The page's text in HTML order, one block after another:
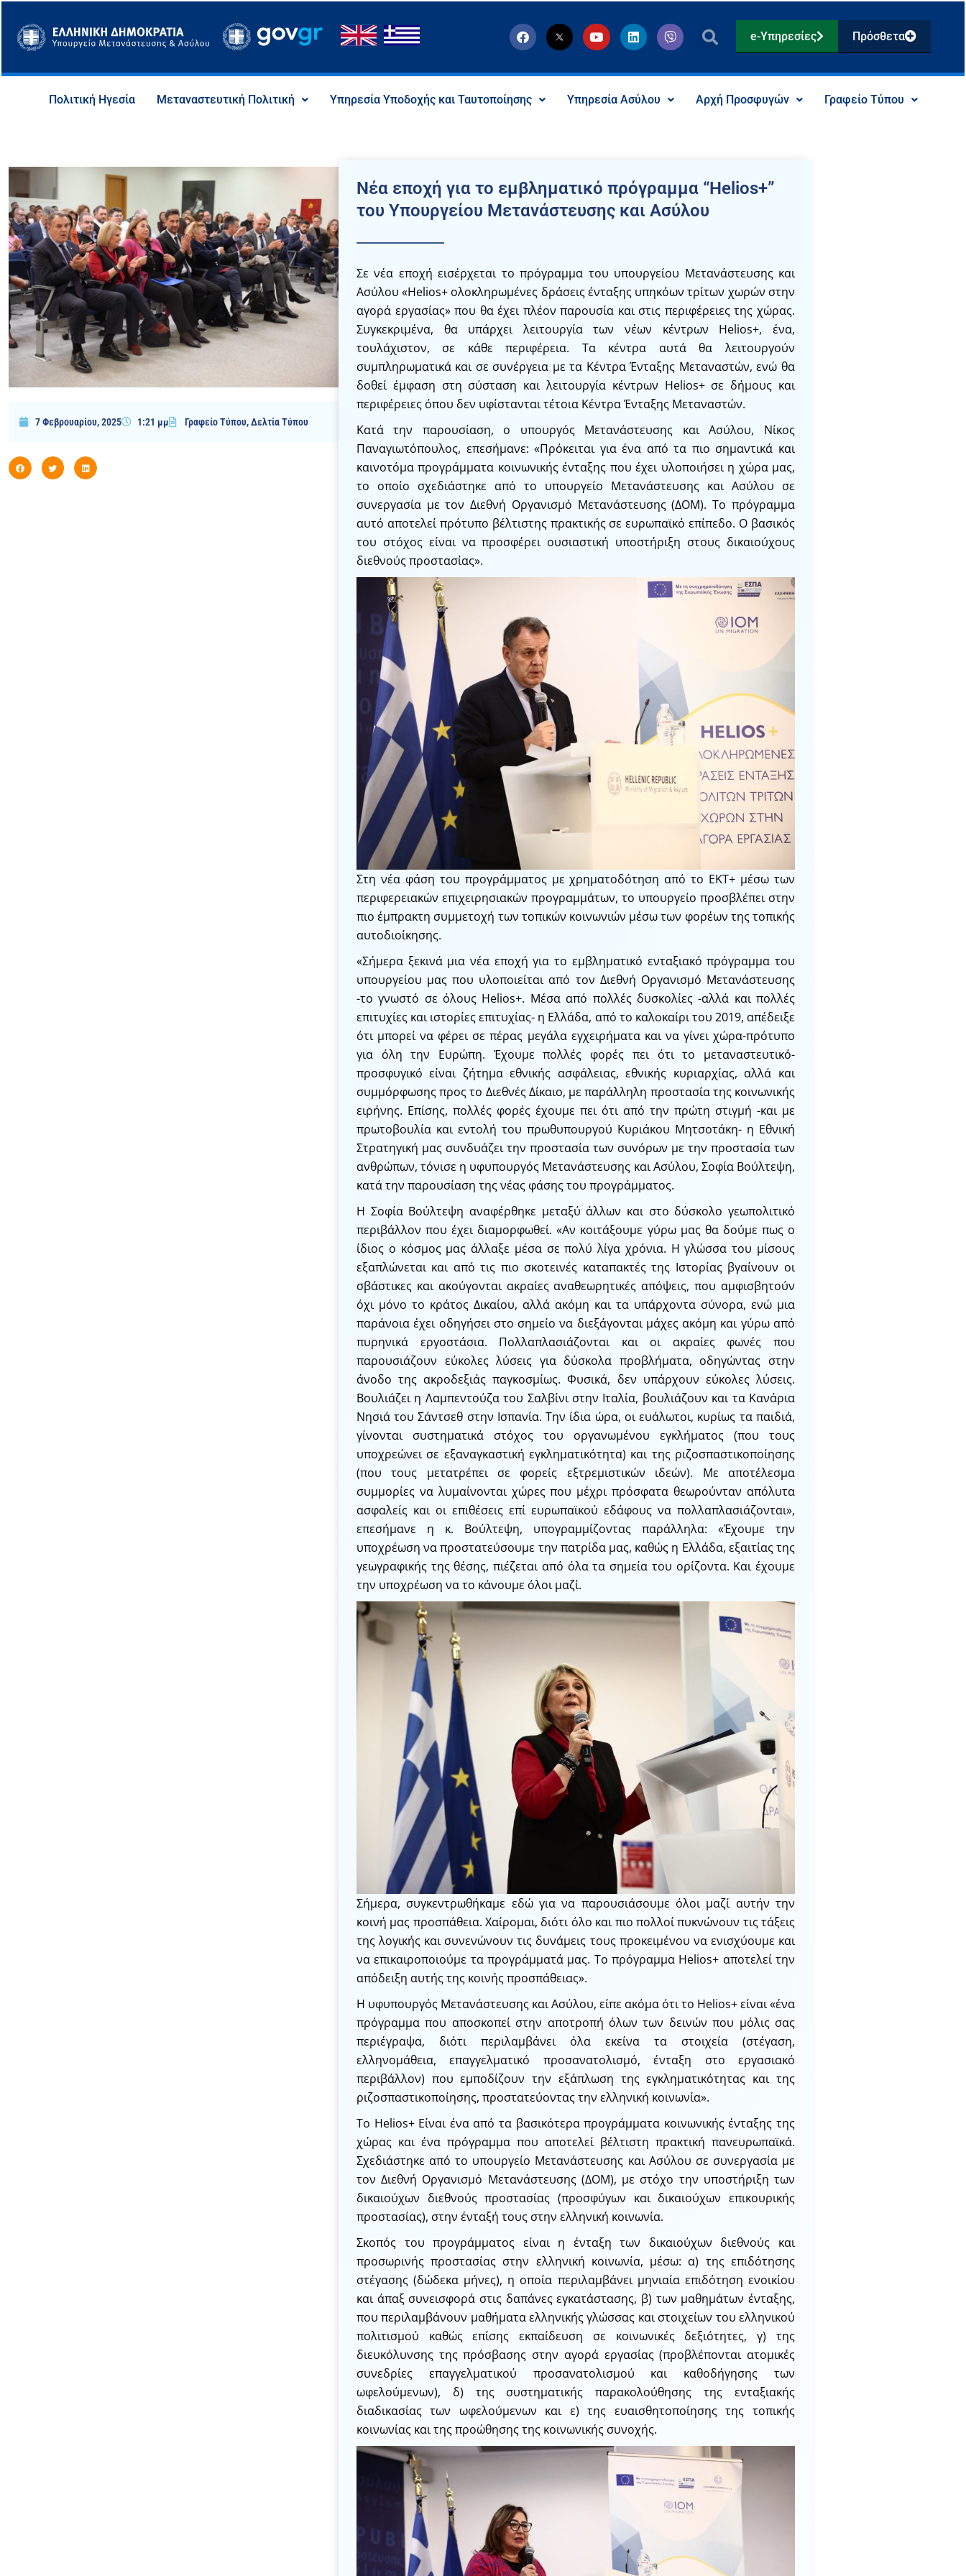
στο
περιεχόμενο
F
a
c
b
o
T
w
i
t
i
l
Y
o
u
u
e
L
i
n
e
d
i
V
i
b
r
e-Υπηρεσίες Πρόσθετα
Πολιτική Ηγεσία Μεταναστευτική Πολιτική Υπηρεσία Υποδοχής και Ταυτοποίησης Υπηρεσία Ασύλου Αρχή Προσφυγών Γραφείο Τύπου
7 Φεβρουαρίου, 2025 1:21 μμ Γραφείο Τύπου,Δελτία Τύπου
Νέα εποχή για το εμβληματικό πρόγραμμα “Helios+”
του Υπουργείου Μετανάστευσης και Ασύλου
Σε νέα εποχή εισέρχεται το πρόγραμμα του υπουργείου Μετανάστευσης και
Ασύλου «Helios+ ολοκληρωμένες δράσεις ένταξης υπηκόων τρίτων χωρών στην
αγορά εργασίας» που θα έχει πλέον παρουσία και στις περιφέρειες της χώρας.
Συγκεκριμένα, θα υπάρχει λειτουργία των νέων κέντρων Helios+, ένα,
τουλάχιστον, σε κάθε περιφέρεια. Τα κέντρα αυτά θα λειτουργούν
συμπληρωματικά και σε συνέργεια με τα Κέντρα Ένταξης Μεταναστών, ενώ θα
δοθεί έμφαση στη σύσταση και λειτουργία κέντρων Helios+ σε δήμους και
περιφέρειες όπου δεν υφίστανται τέτοια Κέντρα Ένταξης Μεταναστών.
Κατά την παρουσίαση, ο υπουργός Μετανάστευσης και Ασύλου, Νίκος
Παναγιωτόπουλος, επεσήμανε: «Πρόκειται για ένα από τα πιο σημαντικά και
καινοτόμα προγράμματα κοινωνικής ένταξης που έχει υλοποιήσει η χώρα μας,
το οποίο σχεδιάστηκε από το υπουργείο Μετανάστευσης και Ασύλου σε
συνεργασία με τον Διεθνή Οργανισμό Μετανάστευσης (ΔΟΜ). Το πρόγραμμα
αυτό αποτελεί πρότυπο βέλτιστης πρακτικής σε ευρωπαϊκό επίπεδο. Ο βασικός
του στόχος είναι να προσφέρει ουσιαστική υποστήριξη στους δικαιούχους
διεθνούς προστασίας».
Στη νέα φάση του προγράμματος με χρηματοδότηση από το ΕΚΤ+ μέσω των
περιφερειακών επιχειρησιακών προγραμμάτων, το υπουργείο προσβλέπει στην
πιο έμπρακτη συμμετοχή των τοπικών κοινωνιών μέσω των φορέων της τοπικής
αυτοδιοίκησης.
«Σήμερα ξεκινά μια νέα εποχή για το εμβληματικό ενταξιακό πρόγραμμα του
υπουργείου μας που υλοποιείται από τον Διεθνή Οργανισμό Μετανάστευσης
-το γνωστό σε όλους Helios+. Μέσα από πολλές δυσκολίες -αλλά και πολλές
επιτυχίες και ιστορίες επιτυχίας- η Ελλάδα, από το καλοκαίρι του 2019, απέδειξε
ότι μπορεί να φέρει σε πέρας μεγάλα εγχειρήματα και να γίνει χώρα-πρότυπο
για όλη την Ευρώπη. Έχουμε πολλές φορές πει ότι το μεταναστευτικό-
προσφυγικό είναι ζήτημα εθνικής ασφάλειας, εθνικής κυριαρχίας, αλλά και
συμμόρφωσης προς το Διεθνές Δίκαιο, με παράλληλη προστασία της κοινωνικής
ειρήνης. Επίσης, πολλές φορές έχουμε πει ότι από την πρώτη στιγμή -και με
πρωτοβουλία και εντολή του πρωθυπουργού Κυριάκου Μητσοτάκη- η Εθνική
Στρατηγική μας συνδυάζει την προστασία των συνόρων με την προστασία των
ανθρώπων, τόνισε η υφυπουργός Μετανάστευσης και Ασύλου, Σοφία Βούλτεψη,
κατά την παρουσίαση της νέας φάσης του προγράμματος.
Η Σοφία Βούλτεψη αναφέρθηκε μεταξύ άλλων και στο δύσκολο γεωπολιτικό
περιβάλλον που έχει διαμορφωθεί. «Αν κοιτάξουμε γύρω μας θα δούμε πως ο
ίδιος ο κόσμος μας άλλαξε μέσα σε πολύ λίγα χρόνια. Η γλώσσα του μίσους
εξαπλώνεται και από τις πιο σκοτεινές καταπακτές της Ιστορίας βγαίνουν οι
σβάστικες και ακούγονται ακραίες αναθεωρητικές απόψεις, που αμφισβητούν
όχι μόνο το κράτος Δικαίου, αλλά ακόμη και τα υπάρχοντα σύνορα, ενώ μια
παράνοια έχει οδηγήσει στο σημείο να διεξάγονται μάχες ακόμη και γύρω από
πυρηνικά εργοστάσια. Πολλαπλασιάζονται και οι ακραίες φωνές που
παρουσιάζουν εύκολες λύσεις για δύσκολα προβλήματα, οδηγώντας στην
άνοδο της ακροδεξιάς παγκοσμίως. Φυσικά, δεν υπάρχουν εύκολες λύσεις.
Βουλιάζει η Λαμπεντούζα του Σαλβίνι στην Ιταλία, βουλιάζουν και τα Κανάρια
Νησιά του Σάντσεθ στην Ισπανία. Την ίδια ώρα, οι ευάλωτοι, κυρίως τα παιδιά,
γίνονται συστηματικά στόχος του οργανωμένου εγκλήματος (που τους
υποχρεώνει σε εξαναγκαστική εγκληματικότητα) και της ριζοσπαστικοποίησης
(που τους μετατρέπει σε φορείς εξτρεμιστικών ιδεών). Με αποτέλεσμα
συμμορίες να λυμαίνονται χώρες που μέχρι πρόσφατα θεωρούνταν απόλυτα
ασφαλείς και οι επιθέσεις επί ευρωπαϊκού εδάφους να πολλαπλασιάζονται»,
επεσήμανε η κ. Βούλτεψη, υπογραμμίζοντας παράλληλα: «Έχουμε την
υποχρέωση να προστατεύσουμε την πατρίδα μας, καθώς η Ελλάδα, εξαιτίας της
γεωγραφικής της θέσης, πιέζεται από όλα τα σημεία του ορίζοντα. Και έχουμε
την υποχρέωση να το κάνουμε όλοι μαζί.
Σήμερα, συγκεντρωθήκαμε εδώ για να παρουσιάσουμε όλοι μαζί αυτήν την
κοινή μας προσπάθεια. Χαίρομαι, διότι όλο και πιο πολλοί πυκνώνουν τις τάξεις
της λογικής και συνενώνουν τις δυνάμεις τους προκειμένου να ενισχύουμε και
να επικαιροποιούμε τα προγράμματά μας. Το πρόγραμμα Helios+ αποτελεί την
απόδειξη αυτής της κοινής προσπάθειας».
H υφυπουργός Μετανάστευσης και Ασύλου, είπε ακόμα ότι το Helios+ είναι «ένα
πρόγραμμα που αποσκοπεί στην αποτροπή όλων των δεινών που μόλις σας
περιέγραψα, διότι περιλαμβάνει όλα εκείνα τα στοιχεία (στέγαση,
ελληνομάθεια, επαγγελματικό προσανατολισμό, ένταξη στο εργασιακό
περιβάλλον) που εμποδίζουν την εξάπλωση της εγκληματικότητας και της
ριζοσπαστικοποίησης, προστατεύοντας την ελληνική κοινωνία».
Το Helios+ Είναι ένα από τα βασικότερα προγράμματα κοινωνικής ένταξης της
χώρας και ένα πρόγραμμα που αποτελεί βέλτιστη πρακτική πανευρωπαϊκά.
Σχεδιάστηκε από το υπουργείο Μετανάστευσης και Ασύλου σε συνεργασία με
τον Διεθνή Οργανισμό Μετανάστευσης (ΔΟΜ), με στόχο την υποστήριξη των
δικαιούχων διεθνούς προστασίας (προσφύγων και δικαιούχων επικουρικής
προστασίας), στην ένταξή τους στην ελληνική κοινωνία.
Σκοπός του προγράμματος είναι η ένταξη των δικαιούχων διεθνούς και
προσωρινής προστασίας στην ελληνική κοινωνία, μέσω: α) της επιδότησης
στέγασης (δώδεκα μήνες), η οποία περιλαμβάνει μηνιαία επιδότηση ενοικίου
και άπαξ συνεισφορά στις δαπάνες εγκατάστασης, β) των μαθημάτων ένταξης,
που περιλαμβάνουν μαθήματα ελληνικής γλώσσας και στοιχείων του ελληνικού
πολιτισμού καθώς επίσης εκπαίδευση σε κοινωνικές δεξιότητες, γ) της
διευκόλυνσης της πρόσβασης στην αγορά εργασίας (προβλέπονται ατομικές
συνεδρίες επαγγελματικού προσανατολισμού και καθοδήγησης των
ωφελούμενων), δ) της συστηματικής παρακολούθησης της ενταξιακής
διαδικασίας των ωφελούμενων και ε) της ευαισθητοποίησης της τοπικής
κοινωνίας και της προώθησης της κοινωνικής συνοχής.